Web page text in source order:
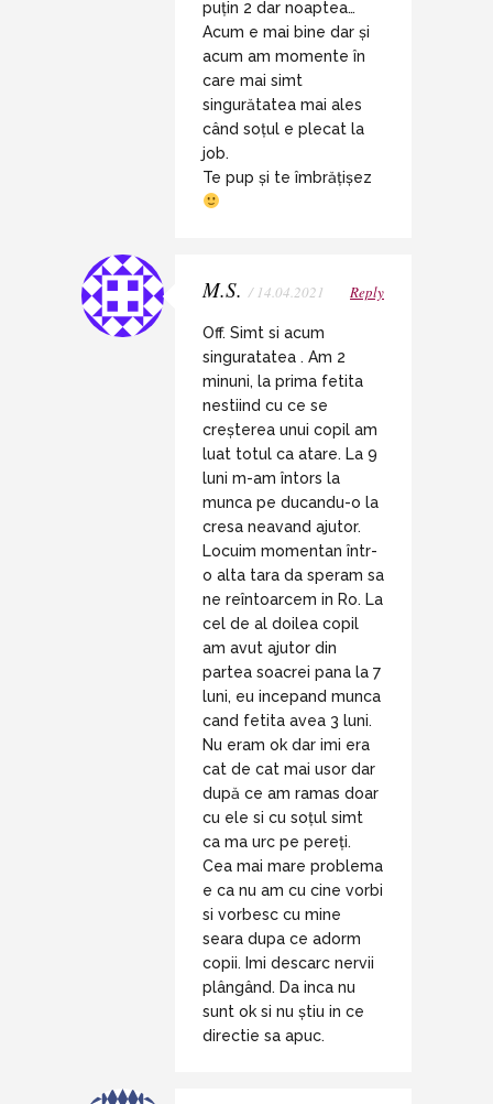
puțin 2 dar noaptea…
Acum e mai bine dar și
acum am momente în
care mai simt
singurătatea mai ales
când soțul e plecat la
job.
Te pup și te îmbrățișez
M.S. / 14.04.2021 Reply
Off. Simt si acum
singuratatea . Am 2
minuni, la prima fetita
nestiind cu ce se
creșterea unui copil am
luat totul ca atare. La 9
luni m-am întors la
munca pe ducandu-o la
cresa neavand ajutor.
Locuim momentan într-
o alta tara da speram sa
ne reîntoarcem in Ro. La
cel de al doilea copil
am avut ajutor din
partea soacrei pana la 7
luni, eu incepand munca
cand fetita avea 3 luni.
Nu eram ok dar imi era
cat de cat mai usor dar
după ce am ramas doar
cu ele si cu soțul simt
ca ma urc pe pereți.
Cea mai mare problema
e ca nu am cu cine vorbi
si vorbesc cu mine
seara dupa ce adorm
copii. Imi descarc nervii
plângând. Da inca nu
sunt ok si nu știu in ce
directie sa apuc.